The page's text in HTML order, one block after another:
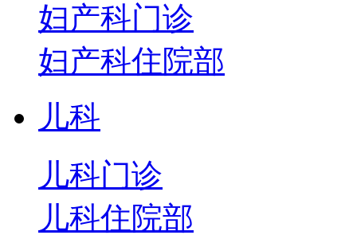
妇产科门诊
妇产科住院部
儿科
儿科门诊
儿科住院部